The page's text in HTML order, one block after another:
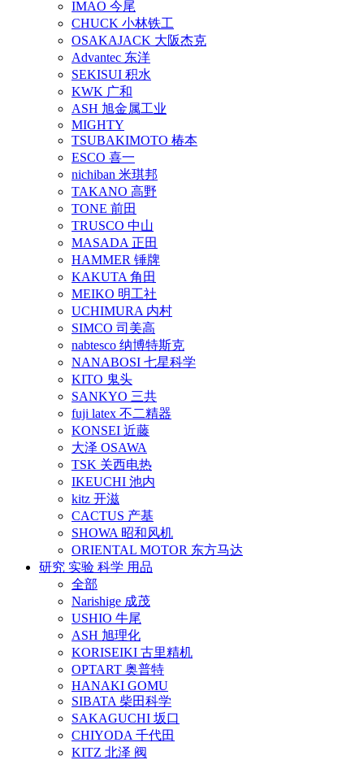
IMAO 今尾
CHUCK 小林铁工
OSAKAJACK 大阪杰克
Advantec 东洋
SEKISUI 积水
KWK 广和
ASH 旭金属工业
MIGHTY
TSUBAKIMOTO 椿本
ESCO 喜一
nichiban 米琪邦
TAKANO 高野
TONE 前田
TRUSCO 中山
MASADA 正田
HAMMER 锤牌
KAKUTA 角田
MEIKO 明工社
UCHIMURA 内村
SIMCO 司美高
nabtesco 纳博特斯克
NANABOSI 七星科学
KITO 鬼头
SANKYO 三共
fuji latex 不二精器
KONSEI 近藤
大泽 OSAWA
TSK 关西电热
IKEUCHI 池内
kitz 开滋
CACTUS 产基
SHOWA 昭和风机
ORIENTAL MOTOR 东方马达
研究 实验 科学 用品
全部
Narishige 成茂
USHIO 牛尾
ASH 旭理化
KORISEIKI 古里精机
OPTART 奥普特
HANAKI GOMU
SIBATA 柴田科学
SAKAGUCHI 坂口
CHIYODA 千代田
KITZ 北泽 阀